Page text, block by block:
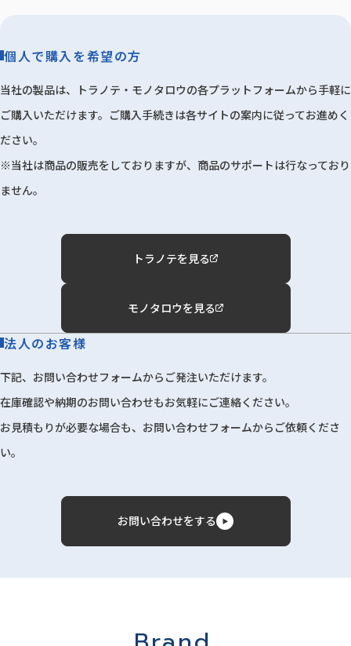
個人で購入を希望の方
当社の製品は、トラノテ・モノタロウの各プラットフォームから手軽に
ご購入いただけます。ご購入手続きは各サイトの案内に従ってお進めく
ださい。
※当社は商品の販売をしておりますが、商品のサポートは行なっており
ません。
トラノテを見る
モノタロウを見る
法人のお客様
下記、お問い合わせフォームからご発注いただけます。
在庫確認や納期のお問い合わせもお気軽にご連絡ください。
お見積もりが必要な場合も、お問い合わせフォームからご依頼くださ
い。
お問い合わせをする